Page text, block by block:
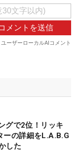
グで2位！リッキ
ーの詳細をL.A.B.G
した